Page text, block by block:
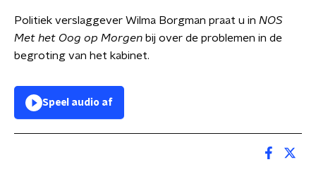
Politiek verslaggever Wilma Borgman praat u in NOS
Met het Oog op Morgen bij over de problemen in de
begroting van het kabinet.
Speel audio af